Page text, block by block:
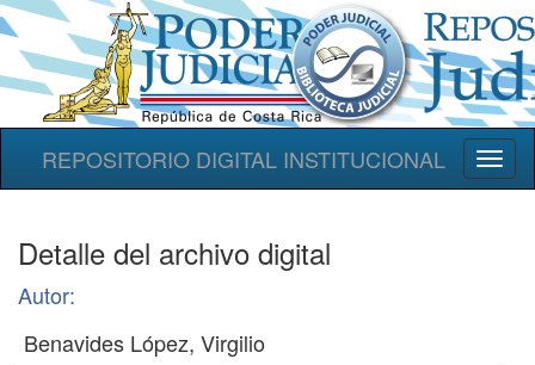
REPOSITORIO DIGITAL INSTITUCIONAL
Detalle del archivo digital
Autor: